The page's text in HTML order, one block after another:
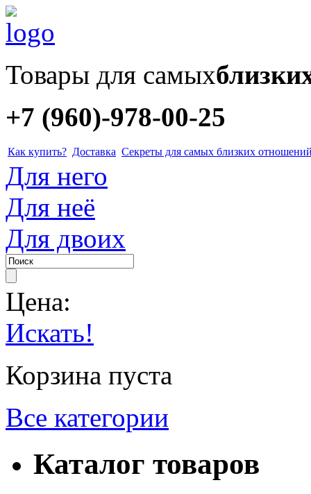
Товары для самых
+7 (960)-978-00-25
Как купить? Доставка Секреты для самых близких
Для него
Для неё
Для двоих
Цена:
Искать!
Корзина пуста
Все категории
Каталог товаров